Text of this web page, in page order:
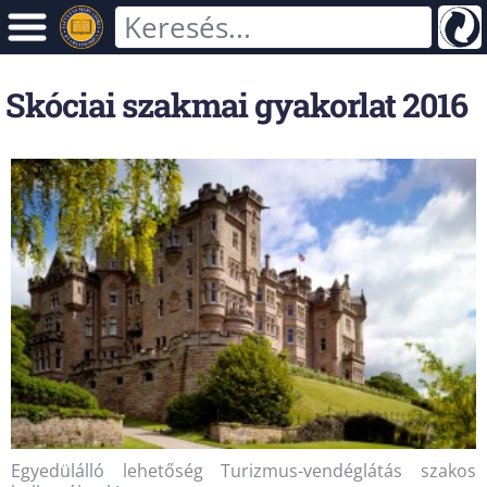
Skóciai szakmai gyakorlat 2016
Egyedülálló lehetőség Turizmus-vendéglátás szakos